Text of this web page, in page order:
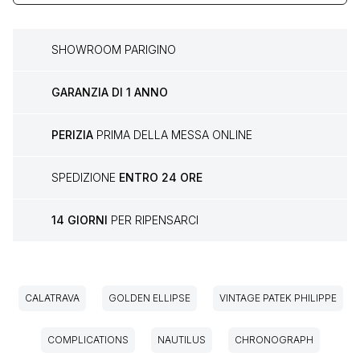
SHOWROOM PARIGINO
GARANZIA DI 1 ANNO
PERIZIA PRIMA DELLA MESSA ONLINE
SPEDIZIONE ENTRO 24 ORE
14 GIORNI PER RIPENSARCI
CALATRAVA GOLDEN ELLIPSE VINTAGE PATEK PHILIPPE
COMPLICATIONS NAUTILUS CHRONOGRAPH